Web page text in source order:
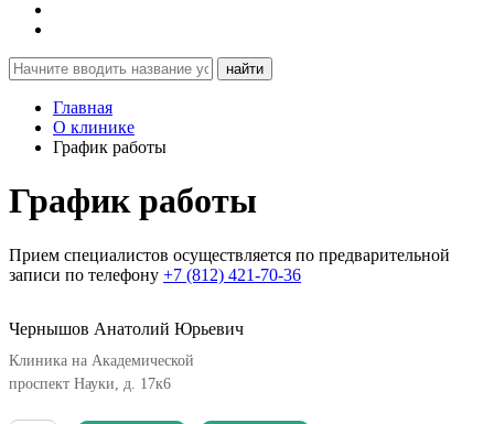
найти
Главная
О клинике
График работы
График работы
Прием специалистов осуществляется по предварительной
записи по телефону +7 (812) 421-70-36
Чернышов Анатолий Юрьевич
Клиника на Академической
проспект Науки, д. 17к6